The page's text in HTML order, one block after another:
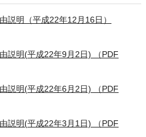
説明（平成22年12月16日）
説明(平成22年9月2日) （PDF
説明(平成22年6月2日) （PDF
説明(平成22年3月1日) （PDF